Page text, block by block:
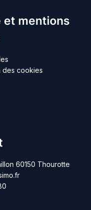
et mentions
des cookies
60150 Thourotte